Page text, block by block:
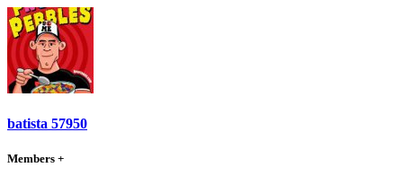
batista 57950
Members +